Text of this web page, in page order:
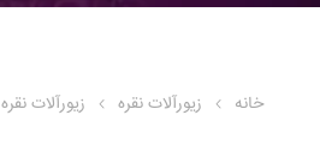
خانه زیورآلات نقره زیورآلات نقره